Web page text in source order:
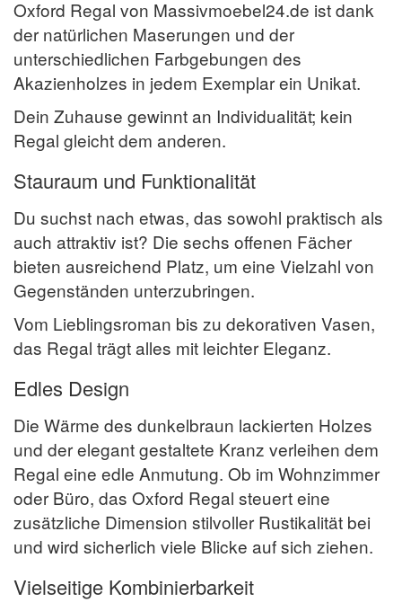
Oxford Regal von Massivmoebel24.de ist dank
der natürlichen Maserungen und der
unterschiedlichen Farbgebungen des
Akazienholzes in jedem Exemplar ein Unikat.
Dein Zuhause gewinnt an Individualität; kein
Regal gleicht dem anderen.
Stauraum und Funktionalität
Du suchst nach etwas, das sowohl praktisch als
auch attraktiv ist? Die sechs offenen Fächer
bieten ausreichend Platz, um eine Vielzahl von
Gegenständen unterzubringen.
Vom Lieblingsroman bis zu dekorativen Vasen,
das Regal trägt alles mit leichter Eleganz.
Edles Design
Die Wärme des dunkelbraun lackierten Holzes
und der elegant gestaltete Kranz verleihen dem
Regal eine edle Anmutung. Ob im Wohnzimmer
oder Büro, das Oxford Regal steuert eine
zusätzliche Dimension stilvoller Rustikalität bei
und wird sicherlich viele Blicke auf sich ziehen.
Vielseitige Kombinierbarkeit